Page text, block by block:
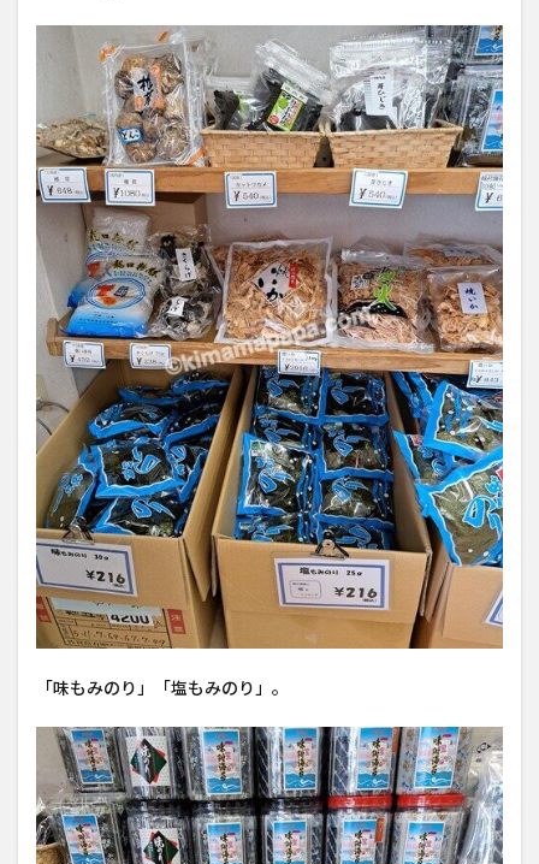
「味もみのり」「塩もみのり」。